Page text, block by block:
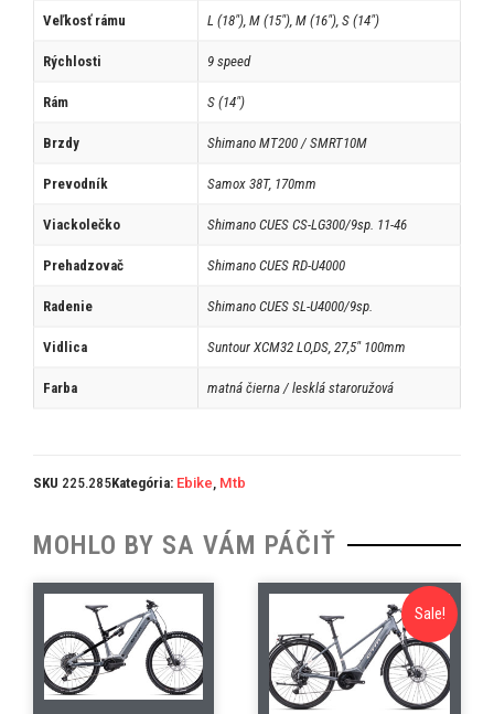
Veľkosť rámu L (18"), M (15"), M (16"), S (14")
Rýchlosti 9 speed
Rám S (14")
Brzdy Shimano MT200 / SMRT10M
Prevodník Samox 38T, 170mm
Viackolečko Shimano CUES CS-LG300/9sp. 11-46
Prehadzovač Shimano CUES RD-U4000
Radenie Shimano CUES SL-U4000/9sp.
Vidlica Suntour XCM32 LO,DS, 27,5" 100mm
Farba matná čierna / lesklá staroružová
SKU 225.285Kategória: Ebike Mtb
MOHLO BY SA VÁM PÁČIŤ
Sale!